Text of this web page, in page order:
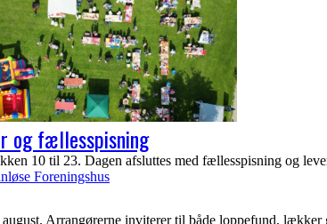
og fællesspisning
10 til 23. Dagen afsluttes med fællesspisning og
Arrangørerne inviterer til både loppefund,